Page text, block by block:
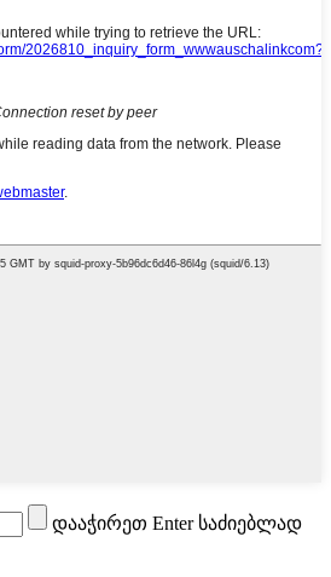
დააჭირეთ Enter საძიებლად